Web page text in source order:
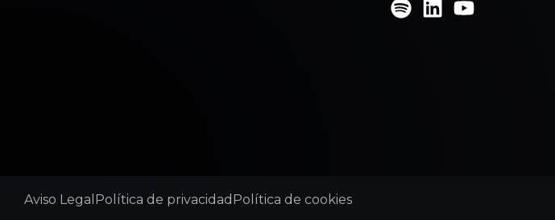
Aviso Legal Política de privacidad Política de cookies